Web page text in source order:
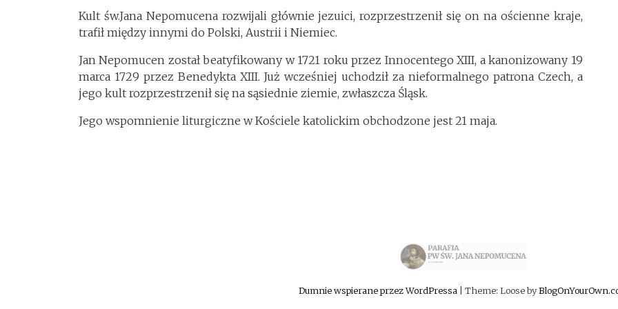
Kult św.Jana Nepomucena rozwijali głównie jezuici, rozprzestrzenił się on na ościenne kraje,
trafił między innymi do Polski, Austrii i Niemiec.
Jan Nepomucen został beatyfikowany w 1721 roku przez Innocentego XIII, a kanonizowany 19
marca 1729 przez Benedykta XIII. Już wcześniej uchodził za nieformalnego patrona Czech, a
jego kult rozprzestrzenił się na sąsiednie ziemie, zwłaszcza Śląsk.
Jego wspomnienie liturgiczne w Kościele katolickim obchodzone jest 21 maja.
Dumnie wspierane przez WordPressa Theme: Loose by